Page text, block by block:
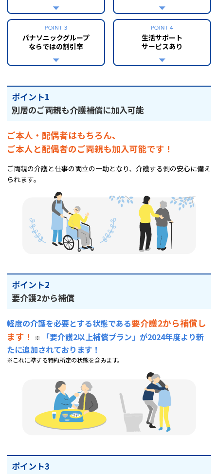
パナソニックグループ
ならではの割引率
生活サポート
サービスあり
ポイント1
別居のご両親も介護補償に加入可能
ご本人・配偶者はもちろん、
ご本人と配偶者のご両親も加入可能です！
ご両親の介護と仕事の両立の一助となり、介護する側の安心に備え
られます。
ポイント2
要介護2から補償
軽度の介護を必要とする状態である要介護2から補償し
ます！
※
「要介護2以上補償プラン」が2024年度より新
たに追加されております！
※これに準ずる特約所定の状態を含みます。
ポイント3